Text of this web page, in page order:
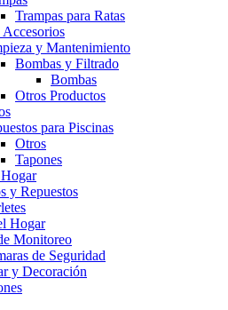
Trampas para Ratas
Accesorios
y Mantenimiento
Bombas y Filtrado
Bombas
Otros Productos
para Piscinas
Otros
Tapones
y Repuestos
Hogar
Monitoreo
de Seguridad
y Decoración